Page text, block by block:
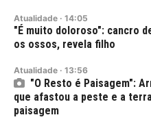
Atualidade · 14:05
"É muito doloroso": cancro
os ossos, revela filho
Atualidade · 13:56
"O Resto é Paisagem":
que afastou a peste e a
paisagem